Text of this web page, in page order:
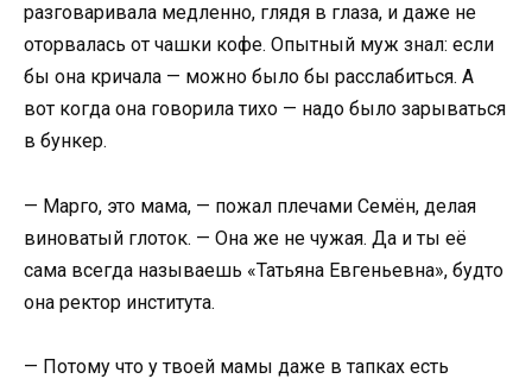
разговаривала медленно, глядя в глаза, и даже не
оторвалась от чашки кофе. Опытный муж знал: если
бы она кричала — можно было бы расслабиться. А
вот когда она говорила тихо — надо было зарываться
в бункер.
— Марго, это мама, — пожал плечами Семён, делая
виноватый глоток. — Она же не чужая. Да и ты её
сама всегда называешь «Татьяна Евгеньевна», будто
она ректор института.
— Потому что у твоей мамы даже в тапках есть